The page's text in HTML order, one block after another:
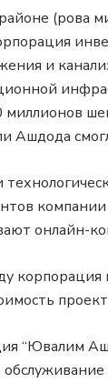
(рова
и
миллионов
Ашдода
онлайн-
“Ювалим